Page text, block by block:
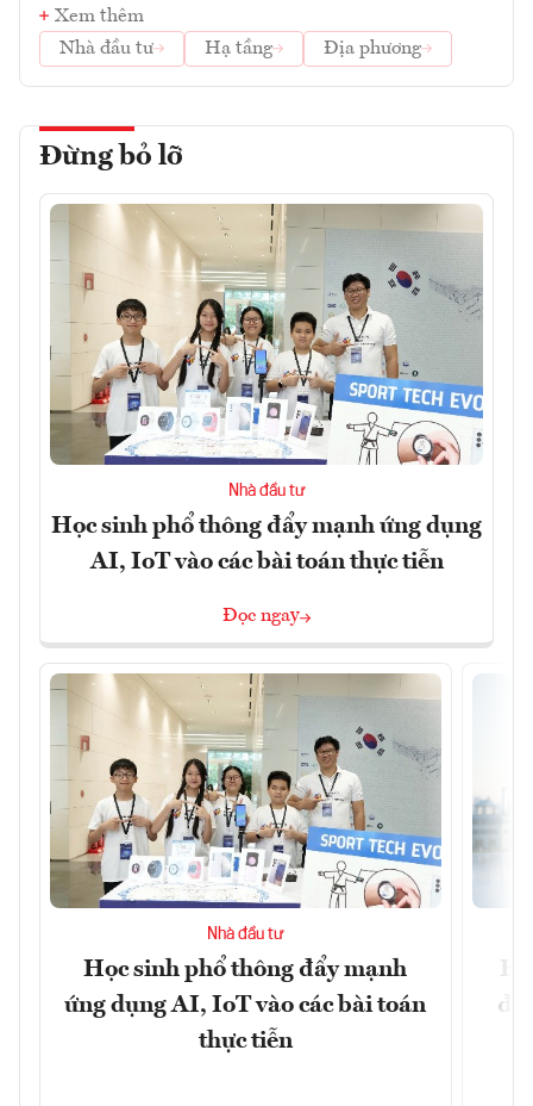
Xem thêm
Nhà đầu tư
Hạ tầng Địa phương
Đừng bỏ lỡ
Nhà đầu tư
Học sinh phổ thông đẩy mạnh ứng dụng
AI, IoT vào các bài toán thực tiễn
Đọc ngay
Nhà đầu tư
Học sinh phổ thông đẩy mạnh
ứng dụng AI, IoT vào các bài toán
thực tiễn